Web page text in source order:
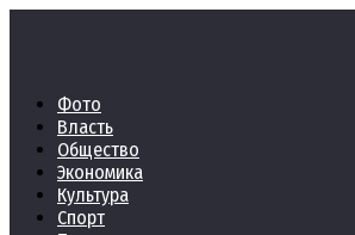
Фото
Власть
Общество
Экономика
Культура
Спорт